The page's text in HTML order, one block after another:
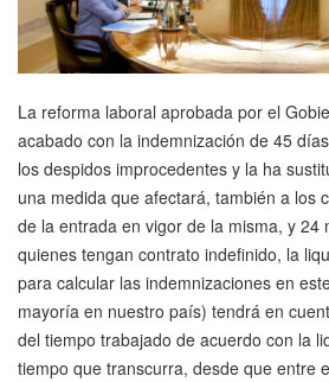
La reforma laboral aprobada por el
acabado con la indemnización de 45
los despidos improcedentes y la ha
una medida que afectará, también a los
de la entrada en vigor de la misma, y 24
quienes tengan contrato indefinido, la
para calcular las indemnizaciones en
mayoría en nuestro país) tendrá en
del tiempo trabajado de acuerdo con la
tiempo que transcurra, desde que entre